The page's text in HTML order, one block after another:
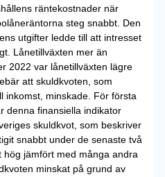
räntekostnader när
steg snabbt. Den
utgifter ledde till att intresset
Lånetillväxten mer än
2022 var lånetillväxten lägre
att skuldkvoten, som
inkomst, minskade. För första
denna finansiella indikator
skuldkvot, som beskriver
snabbt under de senaste två
jämfört med många andra
minskat på grund av